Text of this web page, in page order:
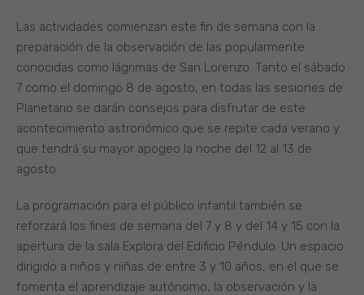
Las actividades comienzan este fin de semana con la
preparación de la observación de las popularmente
conocidas como lágrimas de San Lorenzo. Tanto el sábado
7 como el domingo 8 de agosto, en todas las sesiones de
Planetario se darán consejos para disfrutar de este
acontecimiento astronómico que se repite cada verano y
que tendrá su mayor apogeo la noche del 12 al 13 de
agosto.
La programación para el público infantil también se
reforzará los fines de semana del 7 y 8 y del 14 y 15 con la
apertura de la sala Explora del Edificio Péndulo. Un espacio
dirigido a niños y niñas de entre 3 y 10 años, en el que se
fomenta el aprendizaje autónomo, la observación y la